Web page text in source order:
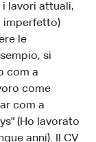
lavori attuali,
imperfetto)
le
si
com a
come
com a
(Ho lavorato
anni). Il CV